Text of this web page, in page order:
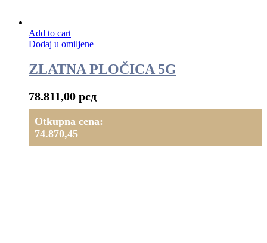
Add to cart
Dodaj u omiljene
ZLATNA PLOČICA 5G
78.811,00 рсд
Otkupna cena:
74.870,45